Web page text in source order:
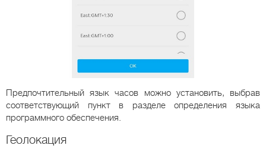
Предпочтительный язык часов можно установить, выбрав
соответствующий пункт в разделе определения языка
программного обеспечения.
Геолокация